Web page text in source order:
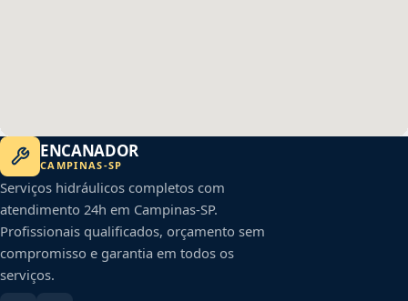
ENCANADOR
CAMPINAS-SP
Serviços hidráulicos completos com
atendimento 24h em Campinas-SP.
Profissionais qualificados, orçamento sem
compromisso e garantia em todos os
serviços.